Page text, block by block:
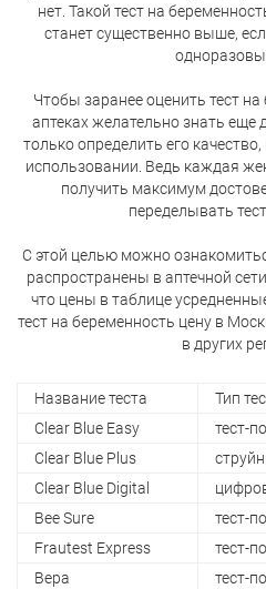
нет. Такой тест на
станет существенно выше,
Чтобы заранее оценить тест
аптеках желательно знать еще
только определить его
использовании. Ведь каждая
получить максимум
переделывать
С этой целью можно
распространены в аптечной
что цены в таблице
тест на беременность цену в
в других
Название теста Тип
Clear Blue Easy
тест-
Clear Blue Plus
Clear Blue Digital
Bee Sure
тест-
Frautest Express
тест-
Вера
тест-